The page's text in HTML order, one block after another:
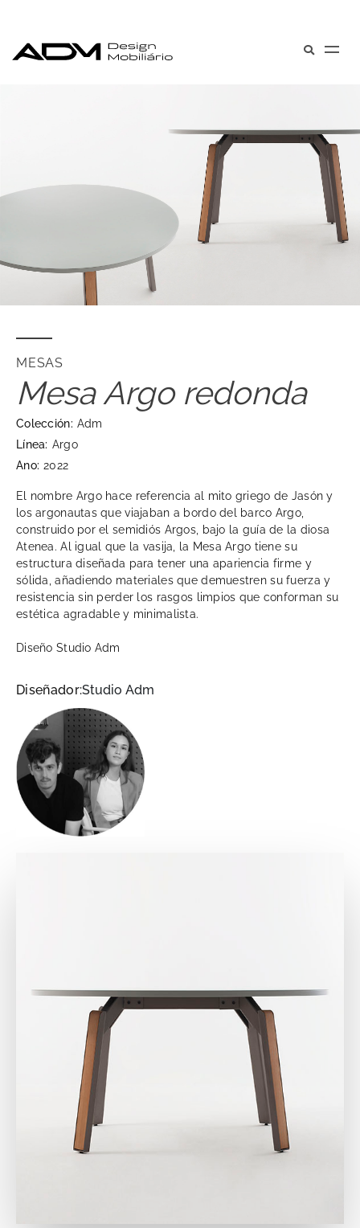
MESAS
Mesa Argo redonda
Colección: Adm
Línea: Argo
Ano: 2022
El nombre Argo hace referencia al mito griego de Jasón y
los argonautas que viajaban a bordo del barco Argo,
construido por el semidiós Argos, bajo la guía de la diosa
Atenea. Al igual que la vasija, la Mesa Argo tiene su
estructura diseñada para tener una apariencia firme y
sólida, añadiendo materiales que demuestren su fuerza y ​​
resistencia sin perder los rasgos limpios que conforman su
estética agradable y minimalista.
Diseño Studio Adm
Diseñador:Studio Adm